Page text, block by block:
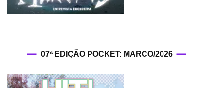
07ª EDIÇÃO POCKET: MARÇO/2026